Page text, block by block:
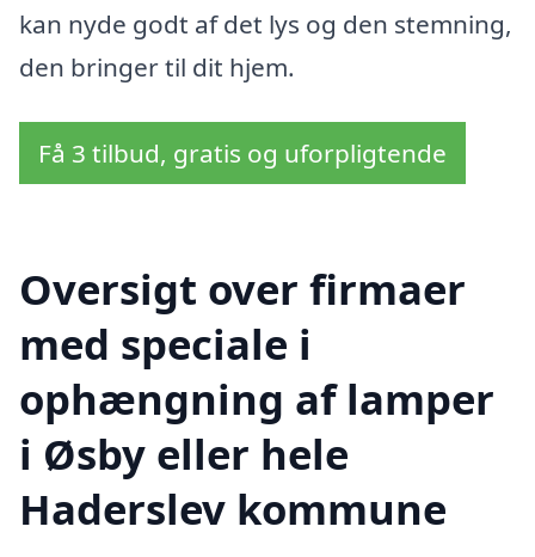
kan nyde godt af det lys og den stemning,
den bringer til dit hjem.
Få 3 tilbud, gratis og uforpligtende
Oversigt over firmaer
med speciale i
ophængning af lamper
i Øsby eller hele
Haderslev kommune